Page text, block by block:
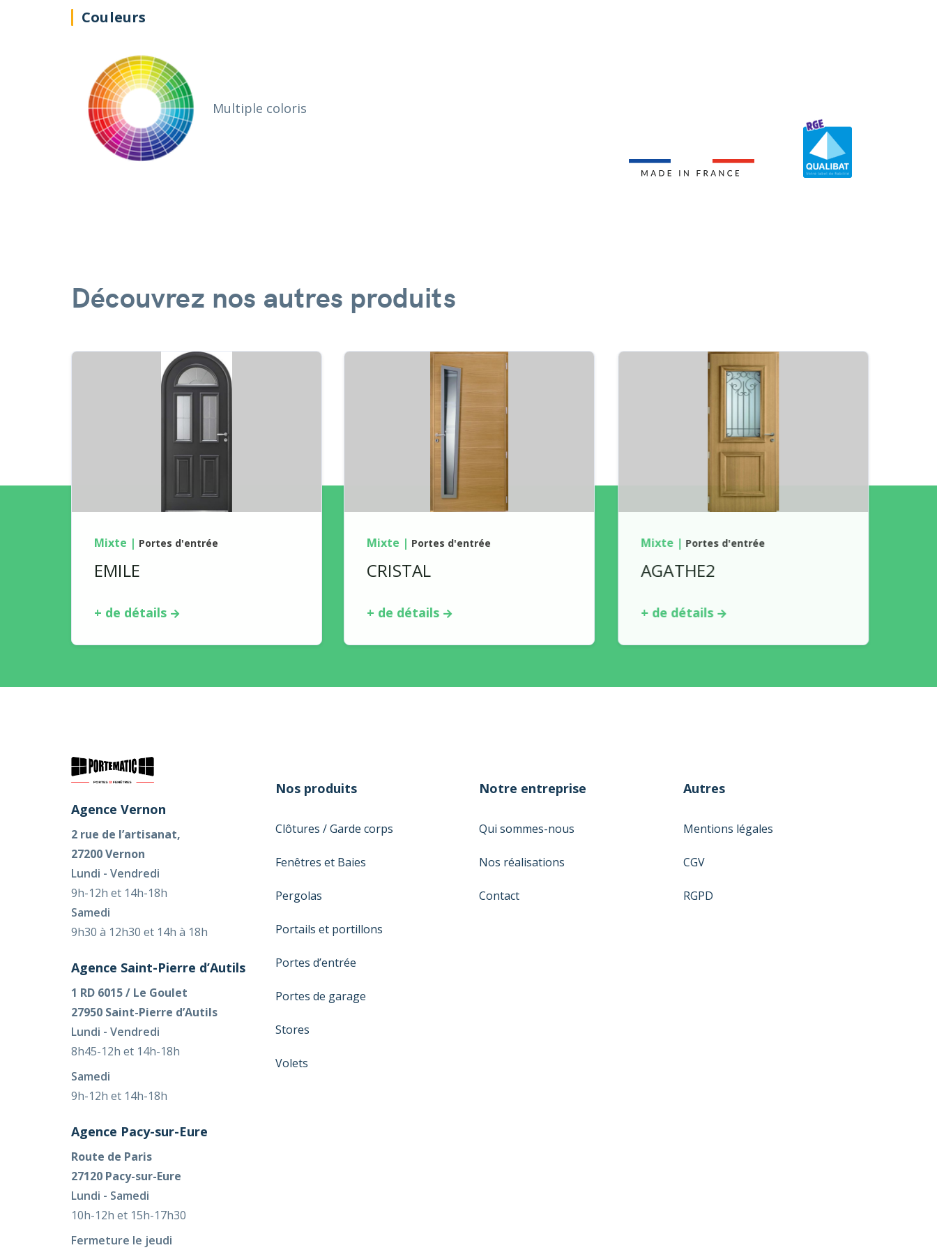
Couleurs
Multiple coloris
Découvrez nos autres produits
Mixte | Portes d'entrée
EMILE
+ de détails
Mixte | Portes d'entrée
CRISTAL
+ de détails
Mixte| Portes d'entrée
AGATHE2
+ de détails
Agence Vernon
2 rue de l’artisanat,
27200 Vernon
Lundi - Vendredi
9h-12h et 14h-18h
Samedi
9h30 à 12h30 et 14h à 18h
Agence Saint-Pierre d’Autils
1 RD 6015 / Le Goulet
27950 Saint-Pierre d’Autils
Lundi - Vendredi
8h45-12h et 14h-18h
Samedi
9h-12h et 14h-18h
Agence Pacy-sur-Eure
Route de Paris
27120 Pacy-sur-Eure
Lundi - Samedi
10h-12h et 15h-17h30
Fermeture le jeudi
Nos produits
Clôtures / Garde corps
Fenêtres et Baies
Pergolas
Portails et portillons
Portes d’entrée
Portes de garage
Stores
Volets
Notre entreprise
Qui sommes-nous
Nos réalisations
Contact
Autres
Mentions légales
CGV
RGPD